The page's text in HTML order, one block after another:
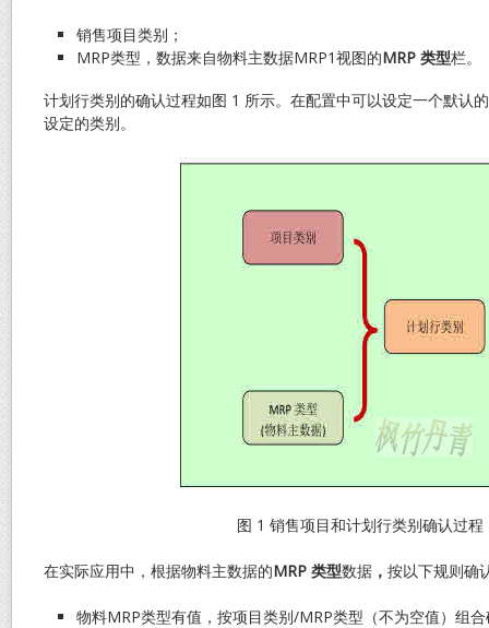
销售项目类别；
MRP类型，数据来自物料主数据MRP1视图的MRP 类型栏。
计划行类别的确认过程如图 1 所示。在配置中可以设定一个默认
设定的类别。
图 1 销售项目和计划行类别确认过程
在实际应用中，根据物料主数据的MRP 类型数据 ， 按以下规则确
物料MRP类型有值，按项目类别/MRP类型（不为空值）组